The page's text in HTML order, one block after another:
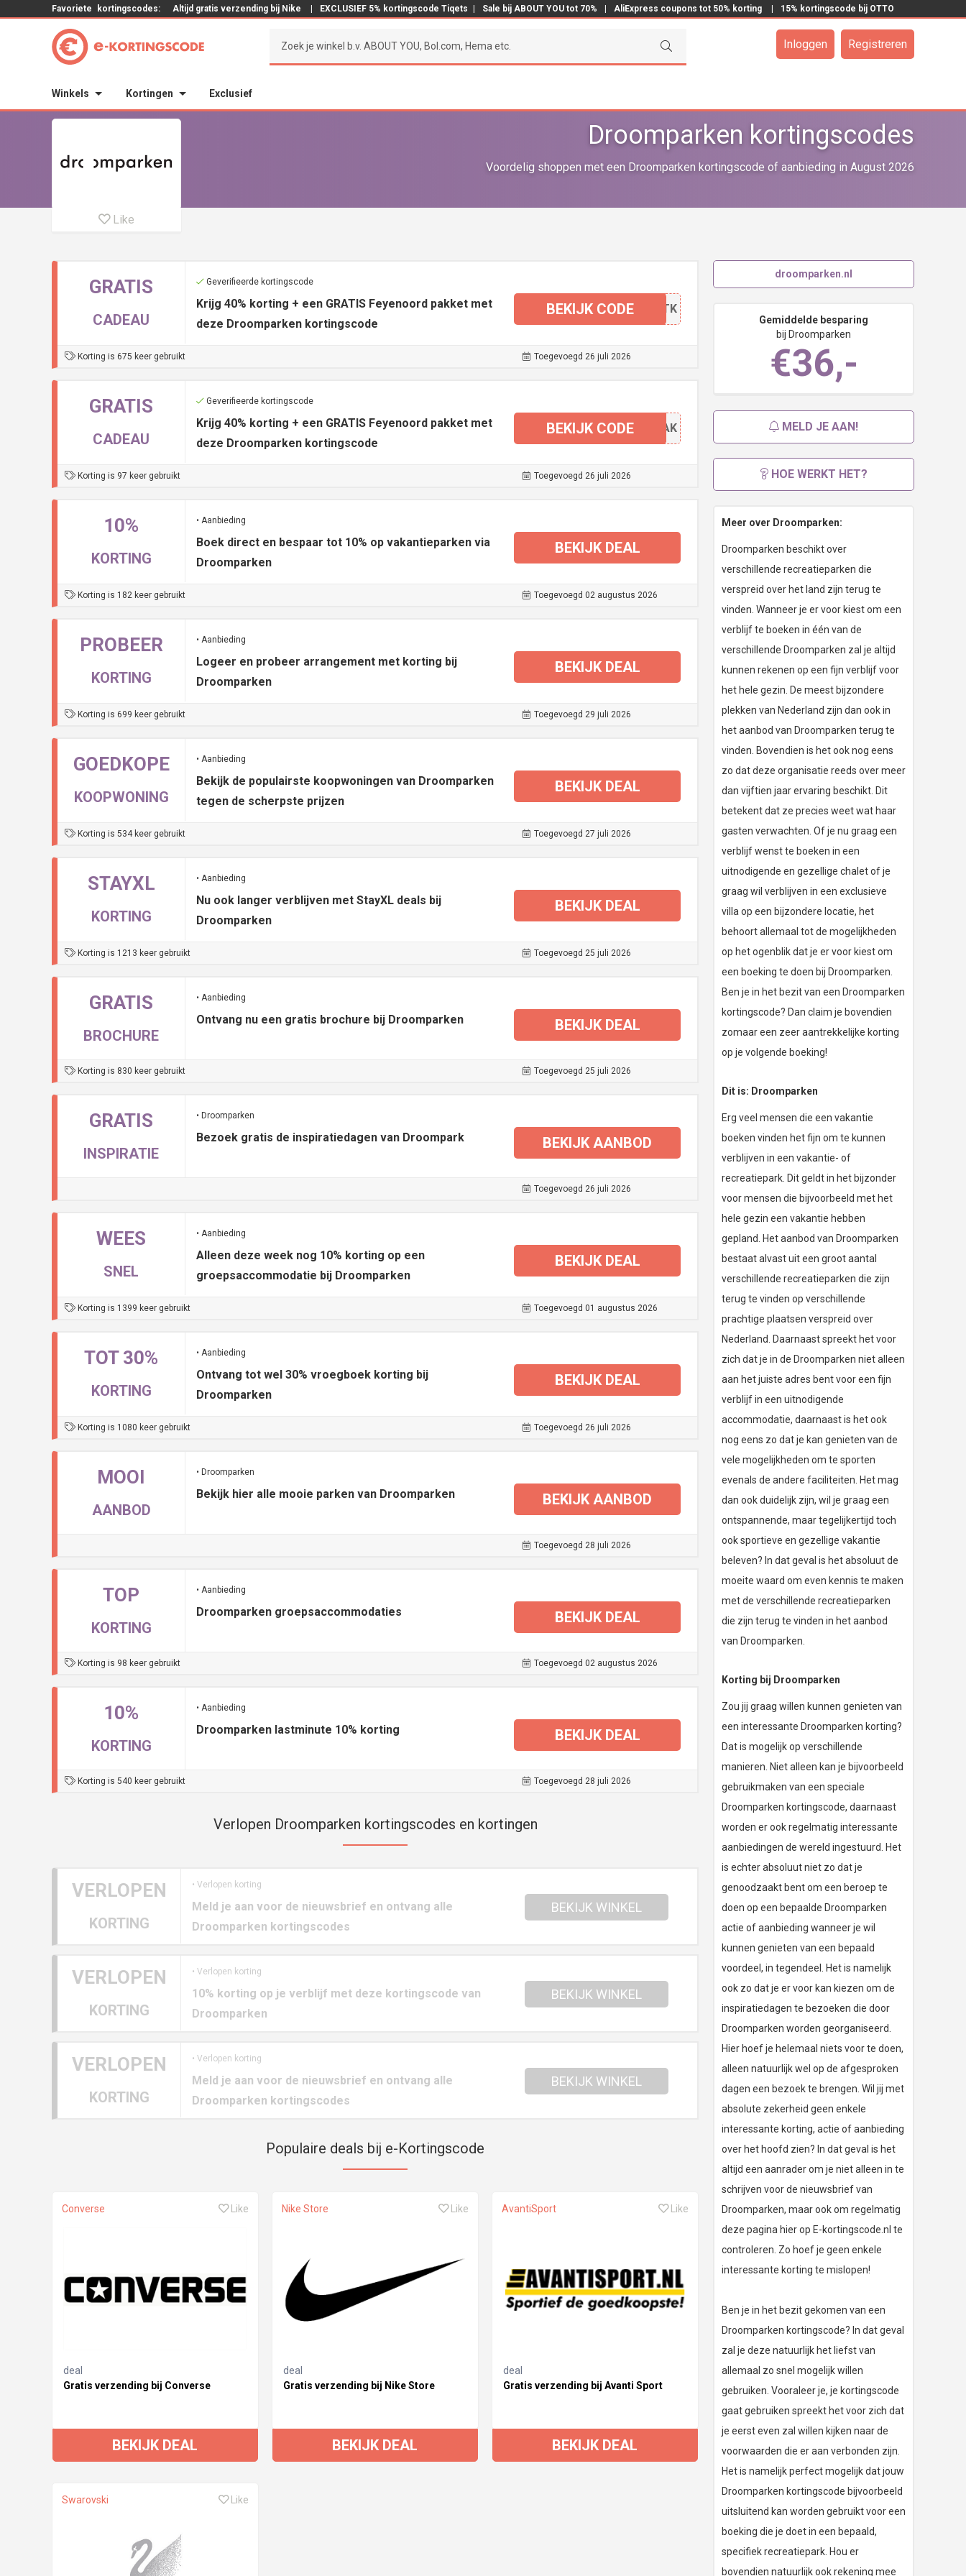
Favoriete kortingscodes: Altijd gratis verzending bij Nike EXCLUSIEF 5% kortingscode Tiqets Sale bij ABOUT YOU tot 70% AliExpress coupons tot 50% korting 15% kortingscode bij OTTO
Inloggen Registreren
Winkels Kortingen Exclusief
Droomparken kortingscodes
Voordelig shoppen met een Droomparken kortingscode of aanbieding in August 2026
Like
GRATIS
CADEAU
Geverifieerde kortingscode
Krijg 40% korting + een GRATIS Feyenoord pakket met
deze Droomparken kortingscode
AKETK
BEKIJK CODE
Korting is 675 keer gebruikt Toegevoegd 26 juli 2026
GRATIS
CADEAU
Geverifieerde kortingscode
Krijg 40% korting + een GRATIS Feyenoord pakket met
deze Droomparken kortingscode
EKTAK
BEKIJK CODE
Korting is 97 keer gebruikt Toegevoegd 26 juli 2026
10%
KORTING
• Aanbieding
Boek direct en bespaar tot 10% op vakantieparken via
Droomparken
BEKIJK DEAL
Korting is 182 keer gebruikt Toegevoegd 02 augustus 2026
PROBEER
KORTING
• Aanbieding
Logeer en probeer arrangement met korting bij
Droomparken
BEKIJK DEAL
Korting is 699 keer gebruikt Toegevoegd 29 juli 2026
GOEDKOPE
KOOPWONING
• Aanbieding
Bekijk de populairste koopwoningen van Droomparken
tegen de scherpste prijzen
BEKIJK DEAL
Korting is 534 keer gebruikt Toegevoegd 27 juli 2026
STAYXL
KORTING
• Aanbieding
Nu ook langer verblijven met StayXL deals bij
Droomparken
BEKIJK DEAL
Korting is 1213 keer gebruikt Toegevoegd 25 juli 2026
GRATIS
BROCHURE
• Aanbieding
Ontvang nu een gratis brochure bij Droomparken BEKIJK DEAL
Korting is 830 keer gebruikt Toegevoegd 25 juli 2026
GRATIS
INSPIRATIE
• Droomparken
Bezoek gratis de inspiratiedagen van Droompark BEKIJK AANBOD
Toegevoegd 26 juli 2026
WEES
SNEL
• Aanbieding
Alleen deze week nog 10% korting op een
groepsaccommodatie bij Droomparken
BEKIJK DEAL
Korting is 1399 keer gebruikt Toegevoegd 01 augustus 2026
TOT 30%
KORTING
• Aanbieding
Ontvang tot wel 30% vroegboek korting bij
Droomparken
BEKIJK DEAL
Korting is 1080 keer gebruikt Toegevoegd 26 juli 2026
MOOI
AANBOD
• Droomparken
Bekijk hier alle mooie parken van Droomparken BEKIJK AANBOD
Toegevoegd 28 juli 2026
TOP
KORTING
• Aanbieding
Droomparken groepsaccommodaties BEKIJK DEAL
Korting is 98 keer gebruikt Toegevoegd 02 augustus 2026
10%
KORTING
• Aanbieding
Droomparken lastminute 10% korting BEKIJK DEAL
Korting is 540 keer gebruikt Toegevoegd 28 juli 2026
Verlopen Droomparken kortingscodes en kortingen
VERLOPEN
KORTING
• Verlopen korting
Meld je aan voor de nieuwsbrief en ontvang alle
Droomparken kortingscodes
BEKIJK WINKEL
VERLOPEN
KORTING
• Verlopen korting
10% korting op je verblijf met deze kortingscode van
Droomparken
BEKIJK WINKEL
VERLOPEN
KORTING
• Verlopen korting
Meld je aan voor de nieuwsbrief en ontvang alle
Droomparken kortingscodes
BEKIJK WINKEL
Populaire deals bij e-Kortingscode
Converse Like
deal
Gratis verzending bij Converse
BEKIJK DEAL
Nike Store Like
deal
Gratis verzending bij Nike Store
BEKIJK DEAL
AvantiSport Like
deal
Gratis verzending bij Avanti Sport
BEKIJK DEAL
Swarovski Like
droomparken.nl
Gemiddelde besparing
bij Droomparken
€36,-
MELD JE AAN!
HOE WERKT HET?
Meer over Droomparken:
Droomparken beschikt over
verschillende recreatieparken die
verspreid over het land zijn terug te
vinden. Wanneer je er voor kiest om een
verblijf te boeken in één van de
verschillende Droomparken zal je altijd
kunnen rekenen op een fijn verblijf voor
het hele gezin. De meest bijzondere
plekken van Nederland zijn dan ook in
het aanbod van Droomparken terug te
vinden. Bovendien is het ook nog eens
zo dat deze organisatie reeds over meer
dan vijftien jaar ervaring beschikt. Dit
betekent dat ze precies weet wat haar
gasten verwachten. Of je nu graag een
verblijf wenst te boeken in een
uitnodigende en gezellige chalet of je
graag wil verblijven in een exclusieve
villa op een bijzondere locatie, het
behoort allemaal tot de mogelijkheden
op het ogenblik dat je er voor kiest om
een boeking te doen bij Droomparken.
Ben je in het bezit van een Droomparken
kortingscode? Dan claim je bovendien
zomaar een zeer aantrekkelijke korting
op je volgende boeking!
Dit is: Droomparken
Erg veel mensen die een vakantie
boeken vinden het fijn om te kunnen
verblijven in een vakantie- of
recreatiepark. Dit geldt in het bijzonder
voor mensen die bijvoorbeeld met het
hele gezin een vakantie hebben
gepland. Het aanbod van Droomparken
bestaat alvast uit een groot aantal
verschillende recreatieparken die zijn
terug te vinden op verschillende
prachtige plaatsen verspreid over
Nederland. Daarnaast spreekt het voor
zich dat je in de Droomparken niet alleen
aan het juiste adres bent voor een fijn
verblijf in een uitnodigende
accommodatie, daarnaast is het ook
nog eens zo dat je kan genieten van de
vele mogelijkheden om te sporten
evenals de andere faciliteiten. Het mag
dan ook duidelijk zijn, wil je graag een
ontspannende, maar tegelijkertijd toch
ook sportieve en gezellige vakantie
beleven? In dat geval is het absoluut de
moeite waard om even kennis te maken
met de verschillende recreatieparken
die zijn terug te vinden in het aanbod
van Droomparken.
Korting bij Droomparken
Zou jij graag willen kunnen genieten van
een interessante Droomparken korting?
Dat is mogelijk op verschillende
manieren. Niet alleen kan je bijvoorbeeld
gebruikmaken van een speciale
Droomparken kortingscode, daarnaast
worden er ook regelmatig interessante
aanbiedingen de wereld ingestuurd. Het
is echter absoluut niet zo dat je
genoodzaakt bent om een beroep te
doen op een bepaalde Droomparken
actie of aanbieding wanneer je wil
kunnen genieten van een bepaald
voordeel, in tegendeel. Het is namelijk
ook zo dat je er voor kan kiezen om de
inspiratiedagen te bezoeken die door
Droomparken worden georganiseerd.
Hier hoef je helemaal niets voor te doen,
alleen natuurlijk wel op de afgesproken
dagen een bezoek te brengen. Wil jij met
absolute zekerheid geen enkele
interessante korting, actie of aanbieding
over het hoofd zien? In dat geval is het
altijd een aanrader om je niet alleen in te
schrijven voor de nieuwsbrief van
Droomparken, maar ook om regelmatig
deze pagina hier op E-kortingscode.nl te
controleren. Zo hoef je geen enkele
interessante korting te mislopen!
Ben je in het bezit gekomen van een
Droomparken kortingscode? In dat geval
zal je deze natuurlijk het liefst van
allemaal zo snel mogelijk willen
gebruiken. Vooraleer je, je kortingscode
gaat gebruiken spreekt het voor zich dat
je eerst even zal willen kijken naar de
voorwaarden die er aan verbonden zijn.
Het is namelijk perfect mogelijk dat jouw
Droomparken kortingscode bijvoorbeeld
uitsluitend kan worden gebruikt voor een
boeking die je doet in een bepaald,
specifiek recreatiepark. Hou er
bovendien natuurlijk ook rekening mee